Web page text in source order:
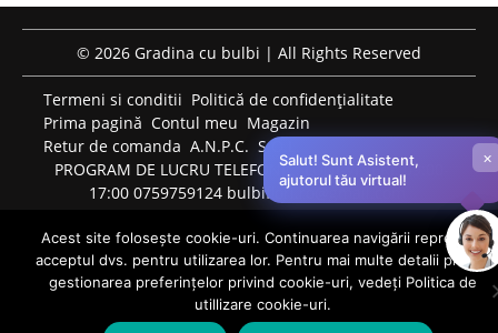
fi
alese
în
pagina
produsului.
© 2026 Gradina cu bulbi | All Rights Reserved
Termeni si conditii Politică de confidențialitate
Prima pagină Contul meu Magazin
Retur de comanda A.N.P.C. S.O.L.
PROGRAM DE LUCRU TELEFONIC: LUNI-VINERI: 09:00-
17:00 0759759124 bulbiflori.ro@gmail.com
Salut! Sunt Asistent,
ajutorul tău virtual!
×
0
Acest site folosește cookie-uri. Continuarea navigării reprezintă
acceptul dvs. pentru utilizarea lor. Pentru mai multe detalii privind
gestionarea preferințelor privind cookie-uri, vedeți Politica de
utillizare cookie-uri.